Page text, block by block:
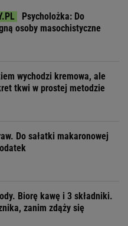
Psycholożka: Do
osoby masochistyczne
wychodzi kremowa, ale
tkwi w prostej metodzie
Do sałatki makaronowej
Biorę kawę i 3 składniki.
zanim zdąży się